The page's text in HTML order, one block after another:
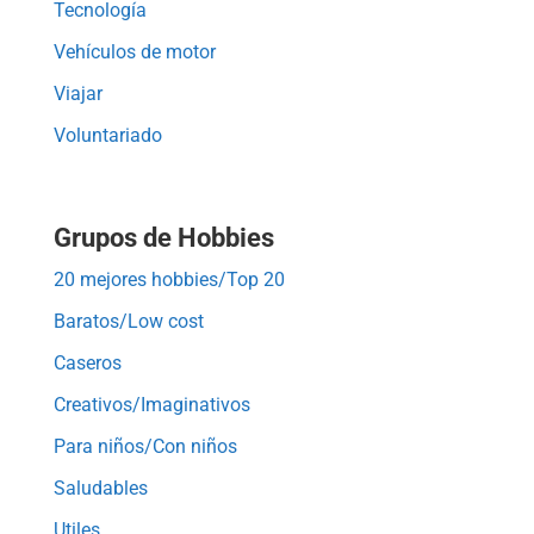
Tecnología
Vehículos de motor
Viajar
Voluntariado
Grupos de Hobbies
20 mejores hobbies/Top 20
Baratos/Low cost
Caseros
Creativos/Imaginativos
Para niños/Con niños
Saludables